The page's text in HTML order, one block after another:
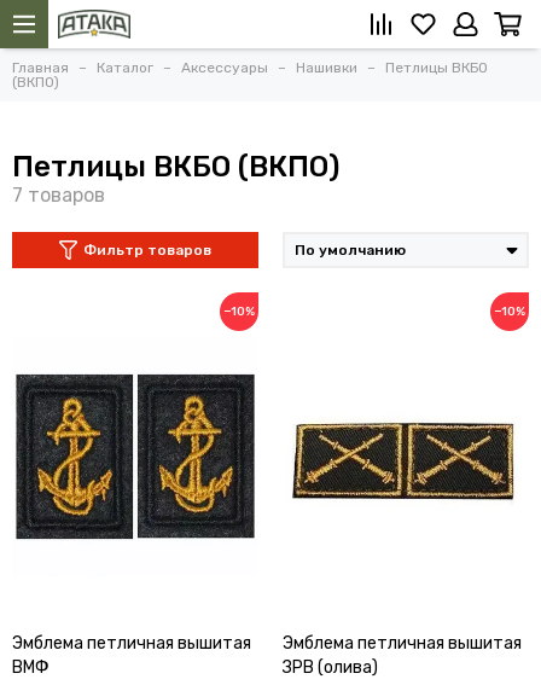
Главная Каталог Аксессуары Нашивки
Петлицы ВКБО
(ВКПО)
Петлицы ВКБО (ВКПО)
Фильтр товаров
−10%
Эмблема петличная вышитая
ВМФ
−10%
Эмблема петличная вышитая
ЗРВ (олива)